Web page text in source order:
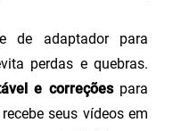
adaptador para
perdas e quebras.
e correçõespara
seus vídeos em